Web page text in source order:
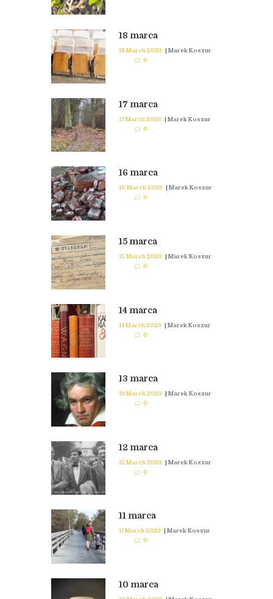
18 marca
18 March 2023 | Marek Koszur
0
17 marca
17 March 2023 | Marek Koszur
0
16 marca
16 March 2023
Marek Koszur
0
15 marca
15 March 2023 | Marek Koszur
0
14 marca
14 March 2023 | Marek Koszur
0
13 marca
13 March 2023 | Marek Koszur
0
12 marca
12 March 2023 | Marek Koszur
0
11 marca
11 March 2023
Marek Koszur
0
10 marca